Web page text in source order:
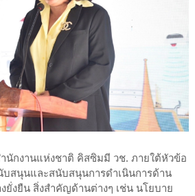
นักงานแห่งชาติ คิสซิมมี วช. ภายใต้หัวข้อ
บสนุนและสนับสนุนการดำเนินการด้าน
ยั่งยืน สิ่งสำคัญด้านต่างๆ เช่น นโยบาย